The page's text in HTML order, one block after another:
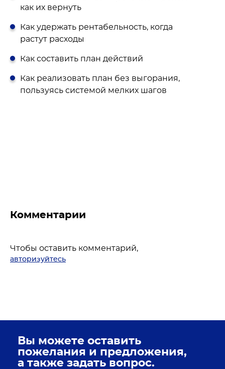
как их вернуть
Как удержать рентабельность, когда
растут расходы
Как составить план действий
Как реализовать план без выгорания,
пользуясь системой мелких шагов
Комментарии
Чтобы оставить комментарий,
авторизуйтесь
Вы можете оставить
пожелания и предложения,
а также задать вопрос.